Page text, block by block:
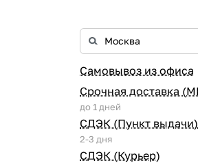
Самовывоз из офиса
Срочная доставка
до 1 дней
СДЭК (Пункт выдачи)
2-3 дня
СДЭК (Курьер)